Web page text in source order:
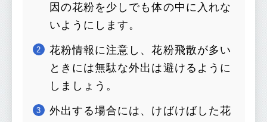
因の花粉を少しでも体の中に入れな
いようにします。
花粉情報に注意し、花粉飛散が多い
ときには無駄な外出は避けるように
しましょう。
外出する場合には、けばけばした花